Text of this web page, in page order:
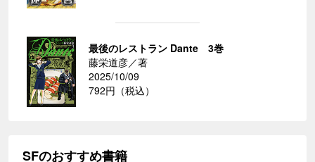
最後のレストラン Dante 3巻
藤栄道彦／著
2025/10/09
792円（税込）
SFのおすすめ書籍